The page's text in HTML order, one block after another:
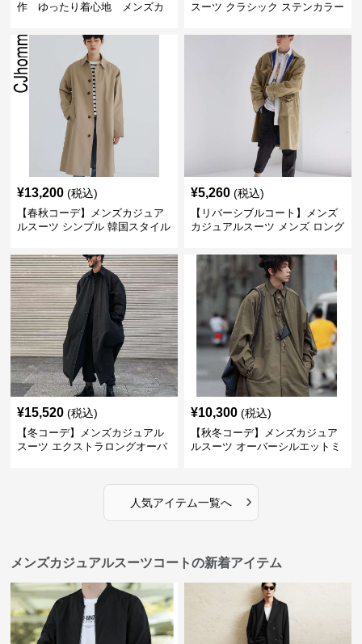
作 ゆったり着心地 メンズカ
スーツ クラシック ステンカラー
¥13,200 (税込)
【春秋コーデ】メンズカジュア
ルスーツ シンプル 韓国スタイル
¥5,260 (税込)
【リバーシブルコート】メンズ
カジュアルスーツ メンズ ロング
ート
¥15,520 (税込)
【冬コーデ】メンズカジュアル
スーツ エクストラロングオーバ
¥10,300 (税込)
【秋冬コーデ】メンズカジュア
ルスーツ オーバーシルエットミ
人気アイテム一覧へ ›
メンズカジュアルスーツコートの新着アイテム